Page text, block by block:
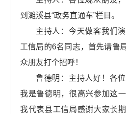
到濉溪县“政务直通车”栏目。
主持人：今天做客我们
工信局的6名同志，首先请鲁
众朋友打个招呼！
鲁德明：主持人好！各
我是鲁德明，很高兴参加这
我代表县工信局感谢大家长